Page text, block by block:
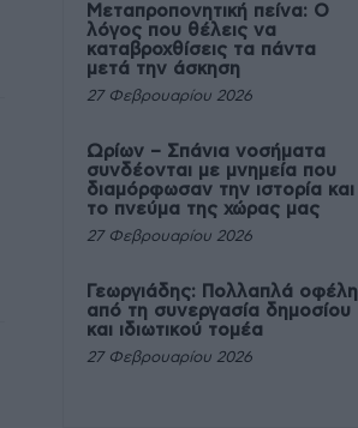
Μεταπροπονητική πείνα: Ο
λόγος που θέλεις να
καταβροχθίσεις τα πάντα
μετά την άσκηση
27 Φεβρουαρίου 2026
Ωρίων – Σπάνια νοσήματα
συνδέονται με μνημεία που
διαμόρφωσαν την ιστορία και
το πνεύμα της χώρας μας
27 Φεβρουαρίου 2026
Γεωργιάδης: Πολλαπλά οφέλη
από τη συνεργασία δημοσίου
και ιδιωτικού τομέα
27 Φεβρουαρίου 2026